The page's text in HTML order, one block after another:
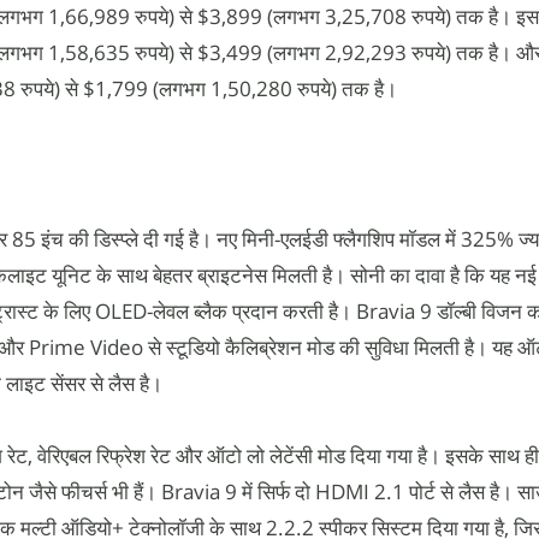
1,66,989 रुपये) से $3,899 (लगभग 3,25,708 रुपये) तक है।
1,58,635 रुपये) से $3,499 (लगभग 2,92,293 रुपये) तक है।
रुपये) से $1,799 (लगभग 1,50,280 रुपये) तक है।
इंच की डिस्प्ले दी गई है। नए मिनी-एलईडी फ्लैगशिप मॉडल में 325%
यूनिट के साथ बेहतर ब्राइटनेस मिलती है। सोनी का दावा है कि यह
के लिए OLED-लेवल ब्लैक प्रदान करती है। Bravia 9 डॉल्बी विजन
Video से स्टूडियो कैलिब्रेशन मोड की सुविधा मिलती है। यह
लाइट सेंसर से लैस है।
वेरिएबल रिफ्रेश रेट और ऑटो लो लेटेंसी मोड दिया गया है। इसके साथ
जैसे फीचर्स भी हैं। Bravia 9 में सिर्फ दो HDMI 2.1 पोर्ट से लैस है।
मल्टी ऑडियो+ टेक्नोलॉजी के साथ 2.2.2 स्पीकर सिस्टम दिया गया है,